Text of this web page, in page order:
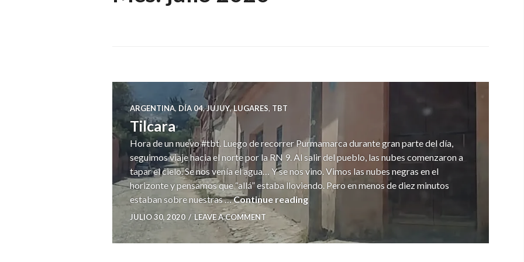
ARGENTINA, DÍA 04,JUJUY,LUGARES, TBT
Tilcara
Hora de un nuevo #tbt. Luego de recorrer Purmamarca durante gran parte del día,
seguimos viaje hacia el norte por la RN 9. Al salir del pueblo, las nubes comenzaron a
tapar el cielo. Se nos venía el agua… Y se nos vino. Vimos las nubes negras en el
horizonte y pensamos que “allá” estaba lloviendo. Pero en menos de diez minutos
estaban sobre nuestras …Continue readingTilcara
JULIO 30, 2020 LEAVE A COMMENT